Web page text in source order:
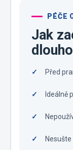
PÉČE
Jak
Před
Ideálně